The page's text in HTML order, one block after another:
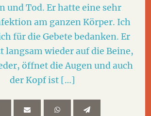
und Tod. Er hatte eine sehr
am ganzen Körper. Ich
für die Gebete bedanken. Er
langsam wieder auf die Beine,
öffnet die Augen und auch
der Kopf ist […]